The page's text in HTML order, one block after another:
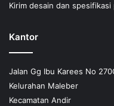
Kirim desain dan
Kantor
Jalan Gg Ibu Karees No
Kelurahan Maleber
Kecamatan Andir